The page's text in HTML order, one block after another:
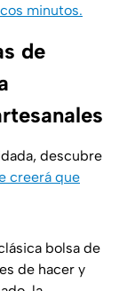
minutos.
de
descubre
creerá que
bolsa de
de hacer y